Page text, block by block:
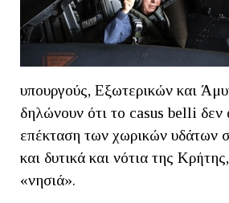
υπουργούς, Εξωτερικών και
δηλώνουν ότι το casus belli
επέκταση των χωρικών υδάτων
και δυτικά και νότια της
«νησιά».